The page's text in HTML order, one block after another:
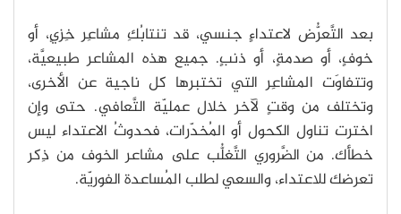
بعد التَّعرُّض لاعتداءٍ جنسي، قد تنتابُكِ مشاعِر خِزيٍ، أو
خوفٍ، أو صدمةٍ، أو ذنبٍ. جميع هذه المشاعر طبيعيَّة،
وتتفاوَت المشاعِر التي تختبرها كل ناجية عن الأخرى،
وتختلف من وقتٍ لآخر خلال عمليّة التَّعافي. حتى وإن
اخترت تناول الكحول أو المُخدّرات، فحدوثُ الاعتداء ليس
خطأك. من الضَّروري التَّغلُّب على مشاعر الخوف من ذِكر
تعرضك للاعتداء، والسعي لطلب المُساعدة الفوريّة.